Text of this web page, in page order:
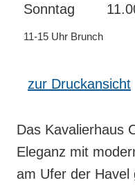
Sonntag
11-15 Uhr Brunch
zur Druckansicht
Das Kavalierhaus
Eleganz mit
am Ufer der Havel